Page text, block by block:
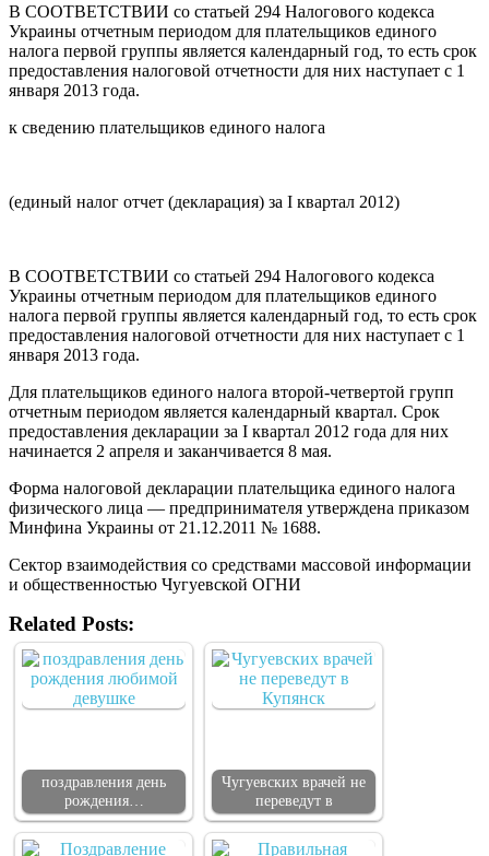
В СООТВЕТСТВИИ со статьей 294 Налогового кодекса
Украины отчетным периодом для плательщиков единого
налога первой группы является календарный год, то есть срок
предоставления налоговой отчетности для них наступает с 1
января 2013 года.
к сведению плательщиков единого налога
(единый налог отчет (декларация) за I квартал 2012)
В СООТВЕТСТВИИ со статьей 294 Налогового кодекса
Украины отчетным периодом для плательщиков единого
налога первой группы является календарный год, то есть срок
предоставления налоговой отчетности для них наступает с 1
января 2013 года.
Для плательщиков единого налога второй-четвертой групп
отчетным периодом является календарный квартал. Срок
предоставления декларации за I квартал 2012 года для них
начинается 2 апреля и заканчивается 8 мая.
Форма налоговой декларации плательщика единого налога
физического лица — предпринимателя утверждена приказом
Минфина Украины от 21.12.2011 № 1688.
Сектор взаимодействия со средствами массовой информации
и общественностью Чугуевской ОГНИ
Related Posts:
поздравления день
рождения…
Чугуевских врачей не
переведут в